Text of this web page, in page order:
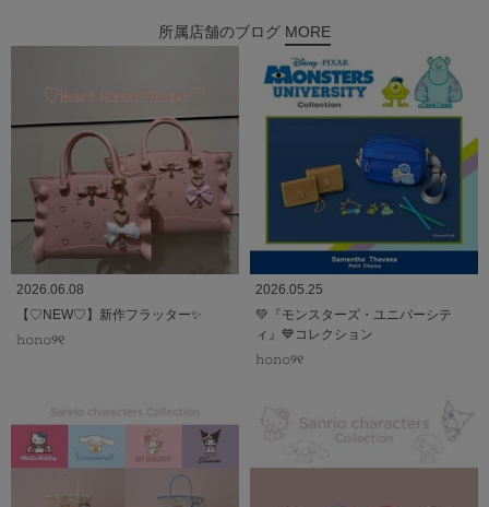
所属店舗のブログ MORE
2026.06.08
【♡NEW♡】新作フラッター✨
𝚑𝚘𝚗𝚘୨୧
2026.05.25
💚『モンスターズ・ユニバーシテ
ィ』💙コレクション
𝚑𝚘𝚗𝚘୨୧